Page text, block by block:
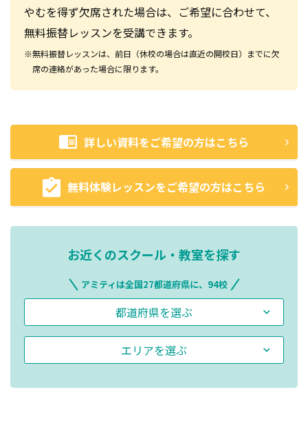
やむを得ず欠席された場合は、ご希望に合わせて、
無料振替レッスンを受講できます。
※無料振替レッスンは、前日（休校の場合は直近の開校日）までに欠
席の連絡があった場合に限ります。
詳しい資料をご希望の方はこちら
無料体験レッスンをご希望の方はこちら
お近くのスクール・教室を探す
アミティは全国27都道府県に、94校
都道府県を選ぶ
エリアを選ぶ